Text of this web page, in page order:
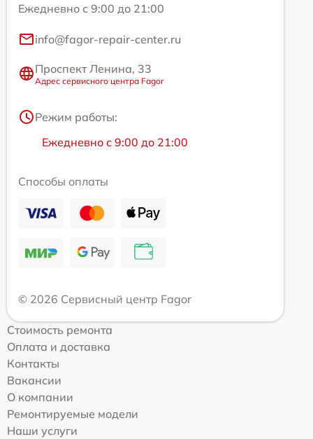
Ежедневно с 9:00 до 21:00
info@fagor-repair-center.ru
Проспект Ленина, 33
Адрес сервисного центра Fagor
Режим работы:
Ежедневно с 9:00 до 21:00
Способы оплаты
© 2026 Сервисный центр Fagor
Стоимость ремонта
Оплата и доставка
Контакты
Вакансии
О компании
Ремонтируемые модели
Наши услуги